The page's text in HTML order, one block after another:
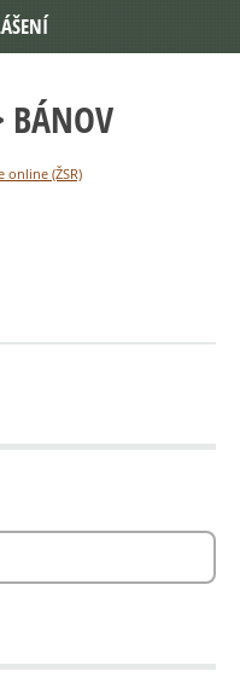
BÁNOV
online (ŽSR)